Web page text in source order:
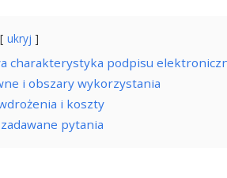
ukryj
charakterystyka podpisu
i obszary wykorzystania
i koszty
pytania